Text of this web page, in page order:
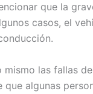
que la
casos, el
mismo las fallas
que algunas